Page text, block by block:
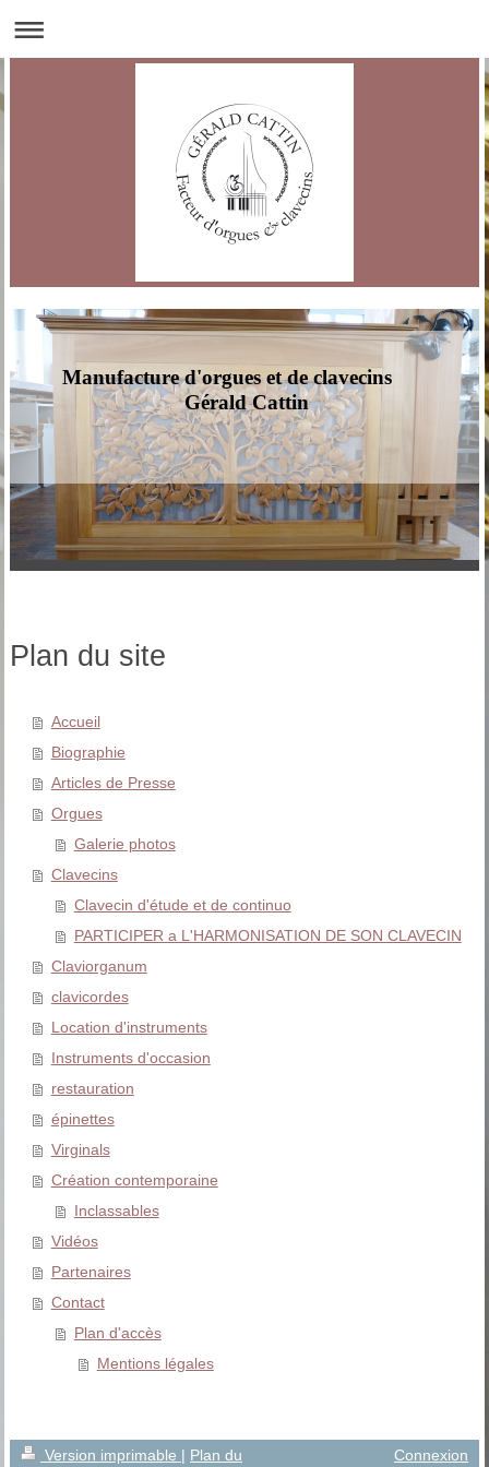
Manufacture d'orgues et de clavecins
Gérald Cattin
Plan du site
Accueil
Biographie
Articles de Presse
Orgues
Galerie photos
Clavecins
Clavecin d'étude et de continuo
PARTICIPER a L'HARMONISATION DE SON CLAVECIN
Claviorganum
clavicordes
Location d'instruments
Instruments d'occasion
restauration
épinettes
Virginals
Création contemporaine
Inclassables
Vidéos
Partenaires
Contact
Plan d'accès
Mentions légales
Version imprimable | Plan du
Connexion